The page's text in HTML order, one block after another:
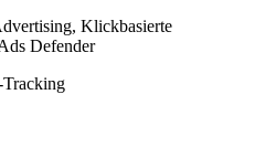
Klickbasierte
Defender